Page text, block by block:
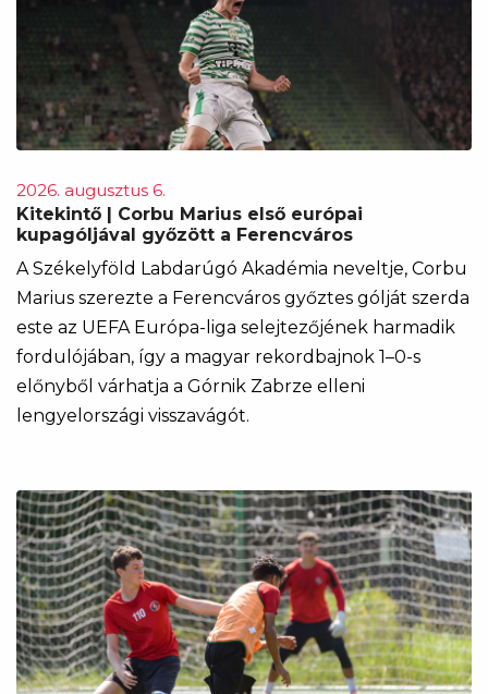
2026. augusztus 6.
Kitekintő | Corbu Marius első európai
kupagóljával győzött a Ferencváros
A Székelyföld Labdarúgó Akadémia neveltje, Corbu
Marius szerezte a Ferencváros győztes gólját szerda
este az UEFA Európa-liga selejtezőjének harmadik
fordulójában, így a magyar rekordbajnok 1–0-s
előnyből várhatja a Górnik Zabrze elleni
lengyelországi visszavágót.